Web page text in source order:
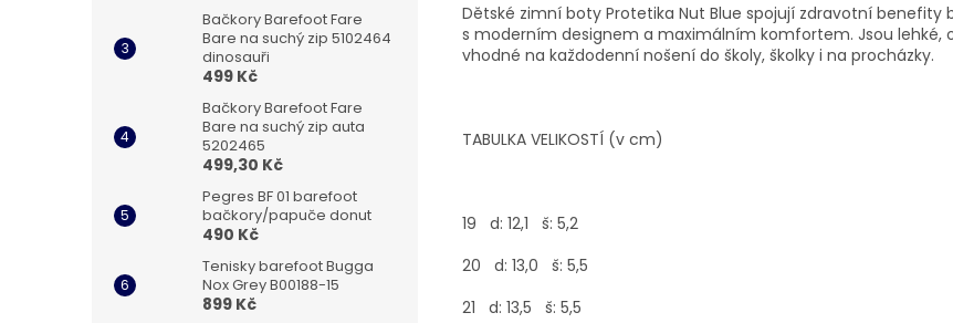
Bačkory Barefoot Fare
Bare na suchý zip 5102464
dinosauři
499 Kč
Bačkory Barefoot Fare
Bare na suchý zip auta
5202465
499,30 Kč
Pegres BF 01 barefoot
bačkory/papuče donut
490 Kč
Tenisky barefoot Bugga
Nox Grey B00188-15
899 Kč
Dětské zimní boty Protetika Nut Blue spojují zdravotní benefity
s moderním designem a maximálním komfortem. Jsou lehké,
vhodné na každodenní nošení do školy, školky i na procházky.
TABULKA VELIKOSTÍ (v cm)
19 d: 12,1 š: 5,2
20 d: 13,0 š: 5,5
21 d: 13,5 š: 5,5